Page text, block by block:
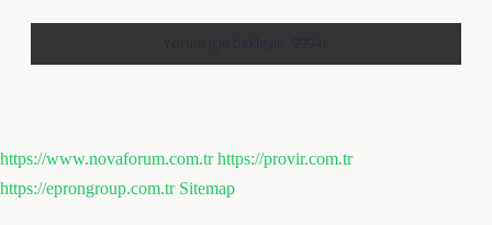
https://www.novaforum.com.tr https://provir.com.tr
https://eprongroup.com.tr Sitemap